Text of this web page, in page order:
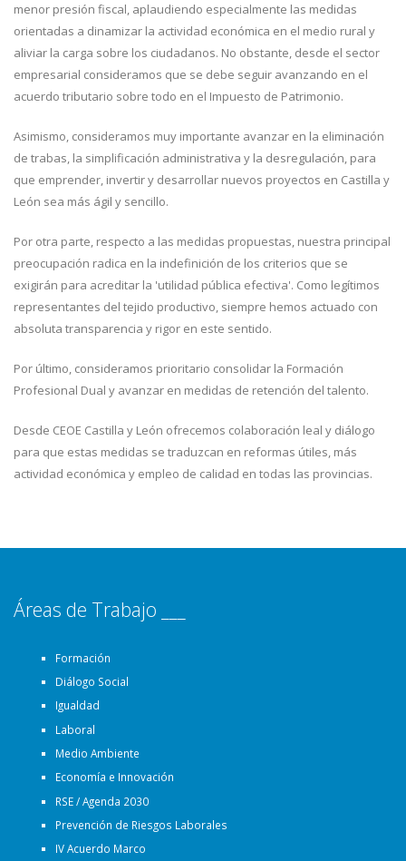
menor presión fiscal, aplaudiendo especialmente las medidas
orientadas a dinamizar la actividad económica en el medio rural y
aliviar la carga sobre los ciudadanos. No obstante, desde el sector
empresarial consideramos que se debe seguir avanzando en el
acuerdo tributario sobre todo en el Impuesto de Patrimonio.
Asimismo, consideramos muy importante avanzar en la eliminación
de trabas, la simplificación administrativa y la desregulación, para
que emprender, invertir y desarrollar nuevos proyectos en Castilla y
León sea más ágil y sencillo.
Por otra parte, respecto a las medidas propuestas, nuestra principal
preocupación radica en la indefinición de los criterios que se
exigirán para acreditar la 'utilidad pública efectiva'. Como legítimos
representantes del tejido productivo, siempre hemos actuado con
absoluta transparencia y rigor en este sentido.
Por último, consideramos prioritario consolidar la Formación
Profesional Dual y avanzar en medidas de retención del talento.
Desde CEOE Castilla y León ofrecemos colaboración leal y diálogo
para que estas medidas se traduzcan en reformas útiles, más
actividad económica y empleo de calidad en todas las provincias.
Áreas de Trabajo ___
Formación
Diálogo Social
Igualdad
Laboral
Medio Ambiente
Economía e Innovación
RSE / Agenda 2030
Prevención de Riesgos Laborales
IV Acuerdo Marco